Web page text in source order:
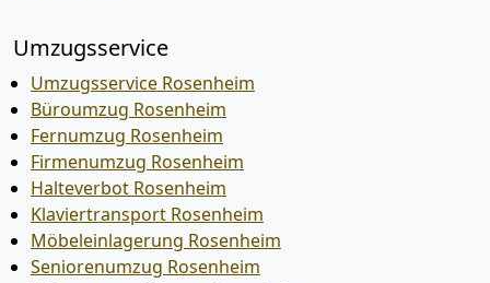
Umzugsservice
Umzugsservice Rosenheim
Büroumzug Rosenheim
Fernumzug Rosenheim
Firmenumzug Rosenheim
Halteverbot Rosenheim
Klaviertransport Rosenheim
Möbeleinlagerung Rosenheim
Seniorenumzug Rosenheim